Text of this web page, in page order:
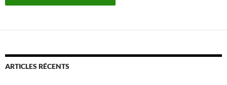
ARTICLES RÉCENTS